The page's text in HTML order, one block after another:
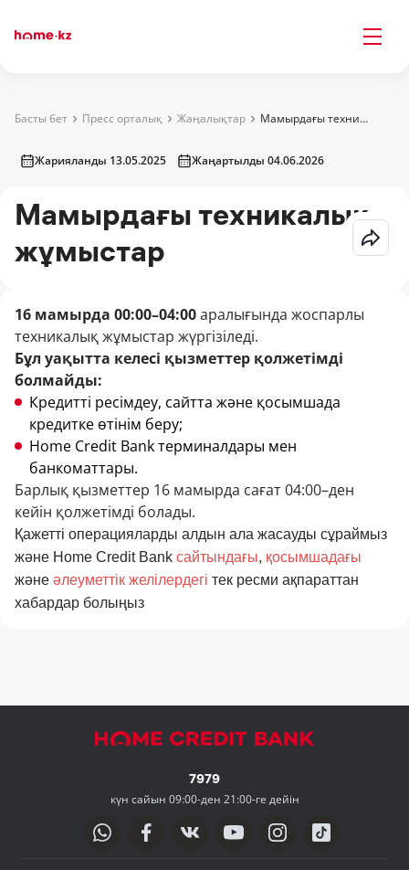
Басты бет Пресс орталық Жаңалықтар Мамырдағы техникалық жұмыстар
Жарияланды 13.05.2025 Жаңартылды 04.06.2026
Мамырдағы техникалық
жұмыстар
16 мамырда 00:00–04:00аралығында жоспарлы
техникалық жұмыстар жүргізіледі.
Бұл уақытта келесі қызметтер қолжетімді
болмайды:
Кредитті ресімдеу, сайтта және қосымшада
кредитке өтінім беру;
Home Credit Bank терминалдары мен
банкоматтары.
Барлық қызметтер 16 мамырда сағат 04:00–ден
кейін қолжетімді болады.
Қажетті операцияларды алдын ала жасауды сұраймыз
және Home Credit Bank сайтындағы, қосымшадағы
және әлеуметтік желілердегі тек ресми ақпараттан
хабардар болыңыз
7979
күн сайын 09:00-ден 21:00-ге дейін